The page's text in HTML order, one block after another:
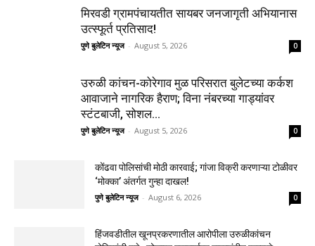
मिरवडी ग्रामपंचायतीत सायबर जनजागृती अभियानास
उत्स्फूर्त प्रतिसाद!
पुणे बुलेटिन न्यूज - August 5, 2026 0
उरुळी कांचन-कोरेगाव मुळ परिसरात बुलेटच्या कर्कश
आवाजाने नागरिक हैराण; विना नंबरच्या गाड्यांवर
स्टंटबाजी, सोशल...
पुणे बुलेटिन न्यूज - August 5, 2026 0
कोंढवा पोलिसांची मोठी कारवाई; गांजा विक्री करणाऱ्या टोळीवर
‘मोक्का’ अंतर्गत गुन्हा दाखल!
पुणे बुलेटिन न्यूज - August 6, 2026 0
हिंजवडीतील खूनप्रकरणातील आरोपीला उरुळीकांचन